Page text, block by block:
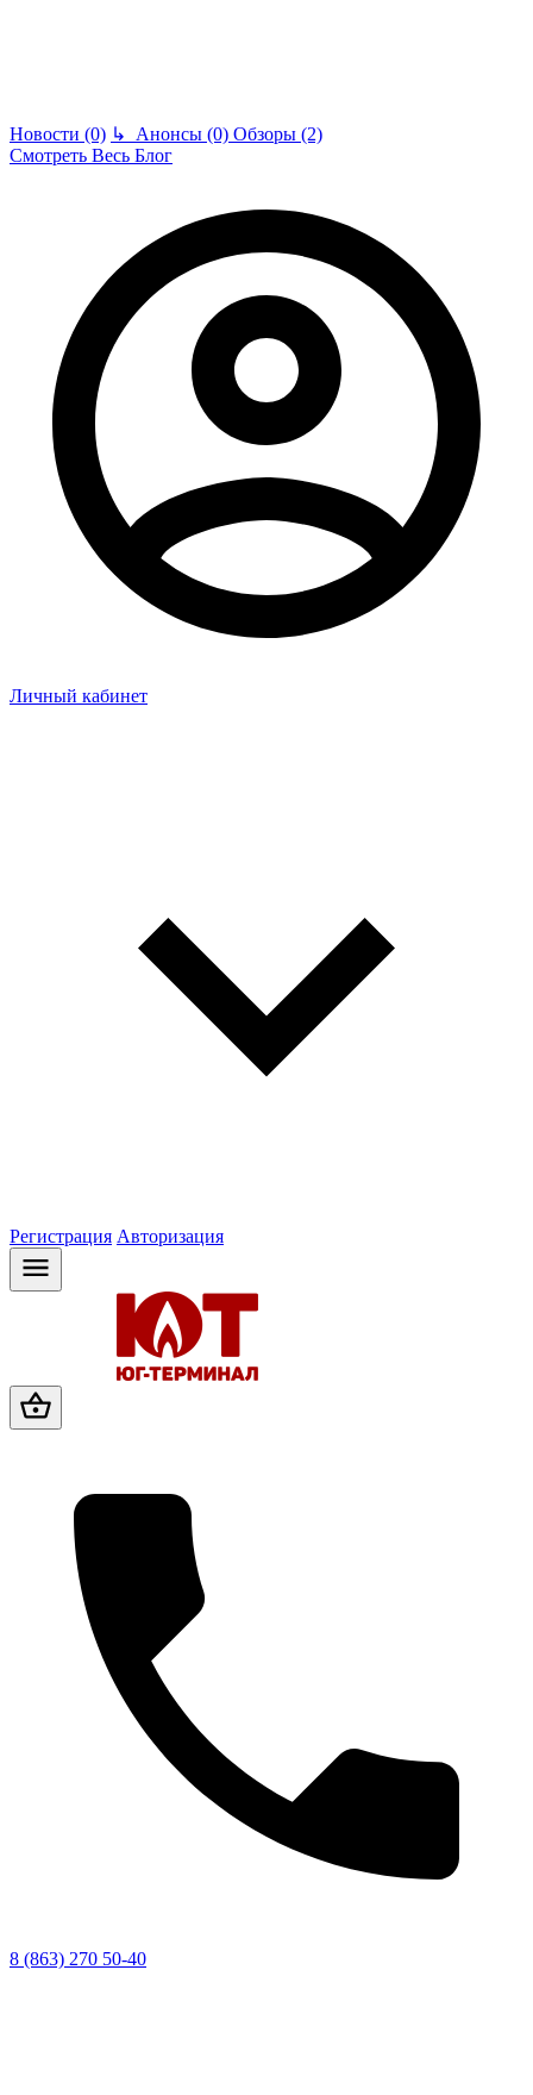
Новости (0) ↳ Анонсы (0) Обзоры (2)
Смотреть Весь Блог
Личный кабинет
Регистрация Авторизация
8 (863) 270 50-40